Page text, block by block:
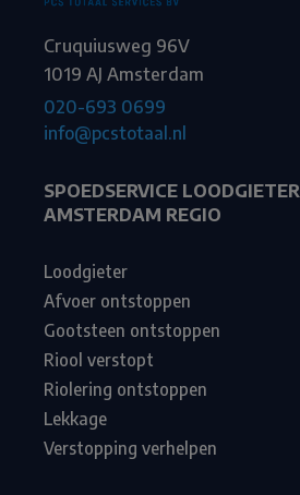
Cruquiusweg 96V
1019 AJ Amsterdam
020-693 0699
info@pcstotaal.nl
SPOEDSERVICE LOODGIETER
AMSTERDAM REGIO
Loodgieter
Afvoer ontstoppen
Gootsteen ontstoppen
Riool verstopt
Riolering ontstoppen
Lekkage
Verstopping verhelpen